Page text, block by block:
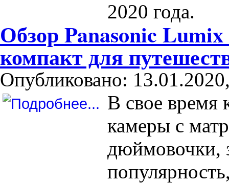
2020 года.
Обзор Panasonic
компакт для
Опубликовано:
В свое время
камеры с
дюймовочки,